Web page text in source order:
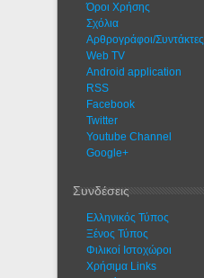
Όροι Χρήσης
Σχόλια
Αρθρογράφοι/Συντάκτες
Web TV
Android application
RSS
Facebook
Twitter
Youtube Channel
Google+
Συνδέσεις
Ελληνικός Τύπος
Ξένος Τύπος
Φιλικοί Ιστοχώροι
Χρήσιμα Links